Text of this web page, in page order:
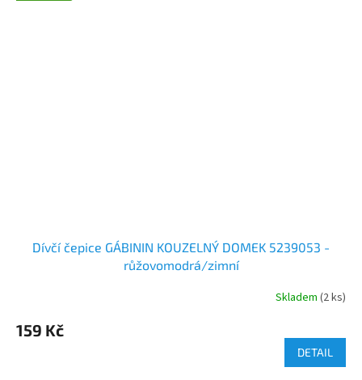
Dívčí čepice GÁBININ KOUZELNÝ DOMEK 5239053 -
růžovomodrá/zimní
Skladem (2 ks)
159 Kč
DETAIL